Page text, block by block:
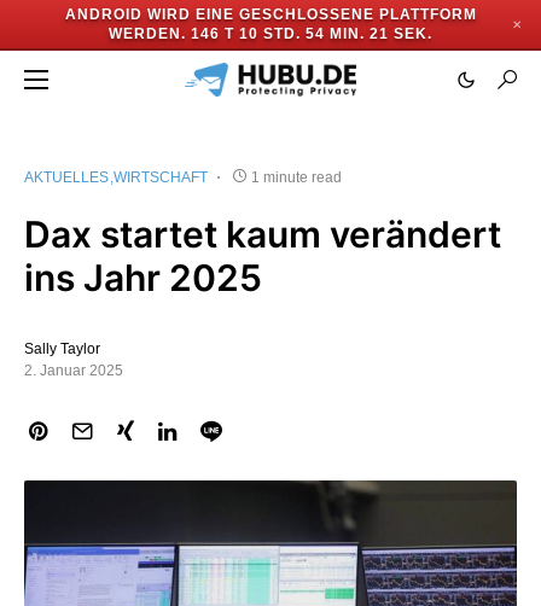
ANDROID WIRD EINE GESCHLOSSENE PLATTFORM
WERDEN. 146 T 10 STD. 54 MIN. 21 SEK.
✕
AKTUELLES WIRTSCHAFT 1 minute read
Dax startet kaum verändert
ins Jahr 2025
Sally Taylor
2. Januar 2025